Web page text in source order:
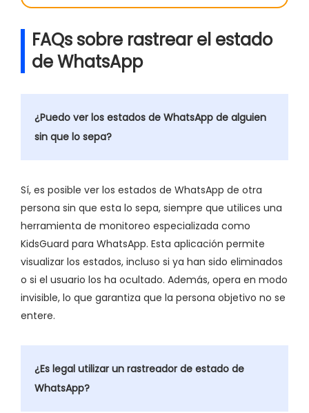
FAQs sobre rastrear el estado
de WhatsApp
¿Puedo ver los estados de WhatsApp de alguien
sin que lo sepa?
Sí, es posible ver los estados de WhatsApp de otra
persona sin que esta lo sepa, siempre que utilices una
herramienta de monitoreo especializada como
KidsGuard para WhatsApp. Esta aplicación permite
visualizar los estados, incluso si ya han sido eliminados
o si el usuario los ha ocultado. Además, opera en modo
invisible, lo que garantiza que la persona objetivo no se
entere.
¿Es legal utilizar un rastreador de estado de
WhatsApp?